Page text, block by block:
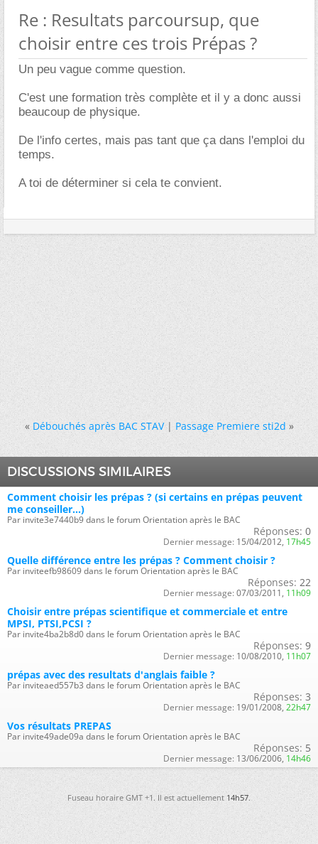
Re : Resultats parcoursup, que
choisir entre ces trois Prépas ?
Un peu vague comme question.
C'est une formation très complète et il y a donc aussi
beaucoup de physique.
De l'info certes, mais pas tant que ça dans l'emploi du
temps.
A toi de déterminer si cela te convient.
« Débouchés après BAC STAV|Passage Premiere sti2d »
DISCUSSIONS SIMILAIRES
Comment choisir les prépas ? (si certains en prépas peuvent
me conseiller...)
Par invite3e7440b9 dans le forum Orientation après le BAC
Réponses: 0
Dernier message: 15/04/2012, 17h45
Quelle différence entre les prépas ? Comment choisir ?
Par inviteefb98609 dans le forum Orientation après le BAC
Réponses: 22
Dernier message: 07/03/2011, 11h09
Choisir entre prépas scientifique et commerciale et entre
MPSI, PTSI,PCSI ?
Par invite4ba2b8d0 dans le forum Orientation après le BAC
Réponses: 9
Dernier message: 10/08/2010, 11h07
prépas avec des resultats d'anglais faible ?
Par inviteaed557b3 dans le forum Orientation après le BAC
Réponses: 3
Dernier message: 19/01/2008, 22h47
Vos résultats PREPAS
Par invite49ade09a dans le forum Orientation après le BAC
Réponses: 5
Dernier message: 13/06/2006, 14h46
Fuseau horaire GMT +1. Il est actuellement14h57.